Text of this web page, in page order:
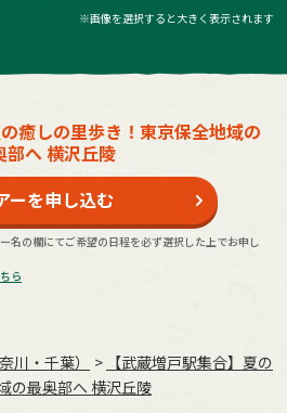
※画像を選択すると大きく表示されます
癒しの里歩き！東京保全地域の
部へ 横沢丘陵
ーを申し込む
名の欄にてご希望の日程を必ず選択した上でお申し
ら
川・千葉）
【武蔵増戸駅集合】夏の
の最奥部へ 横沢丘陵